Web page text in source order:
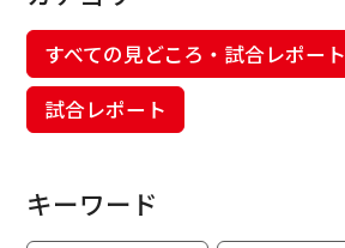
すべての見どころ・試合レポート
試合レポート
キーワード